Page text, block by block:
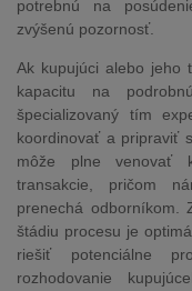
potrebnú na
zvýšenú pozornosť.
Ak kupujúci alebo jeho
kapacitu na
špecializovaný tím
koordinovať a pripraviť
môže plne venovať
transakcie, pričom
prenechá odborníkom.
štádiu procesu je
riešiť potenciálne
rozhodovanie